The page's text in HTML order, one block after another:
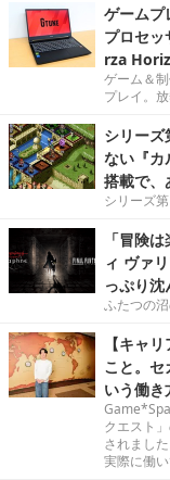
ゲーム
プロセッ
rza
ゲーム＆
プレイ。
シリー
ない『カ
搭載で、
シリーズ
「冒険
ィ ヴァ
っぷり
ふたつの
【キャ
こと。セ
いう働き
クエスト
されまし
実際に働